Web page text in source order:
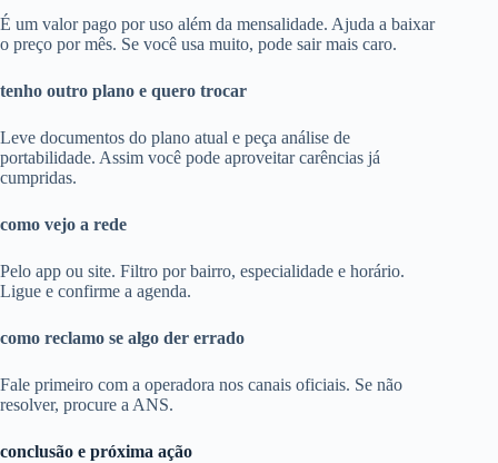
É um valor pago por uso além da mensalidade. Ajuda a baixar
o preço por mês. Se você usa muito, pode sair mais caro.
tenho outro plano e quero trocar
Leve documentos do plano atual e peça análise de
portabilidade. Assim você pode aproveitar carências já
cumpridas.
como vejo a rede
Pelo app ou site. Filtro por bairro, especialidade e horário.
Ligue e confirme a agenda.
como reclamo se algo der errado
Fale primeiro com a operadora nos canais oficiais. Se não
resolver, procure a ANS.
conclusão e próxima ação